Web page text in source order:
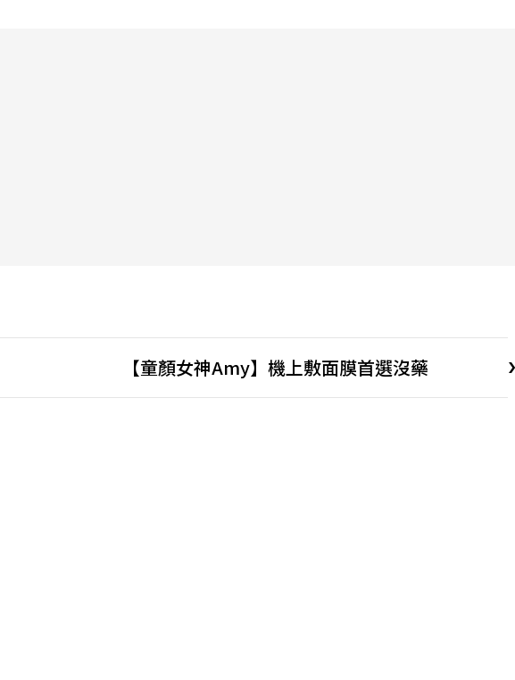
【童顏女神Amy】機上敷面膜首選沒藥